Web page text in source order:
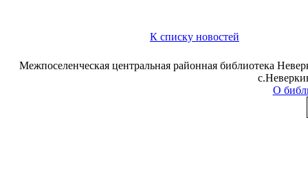
К списку новостей
Межпоселенческая центральная районная библиотека
О